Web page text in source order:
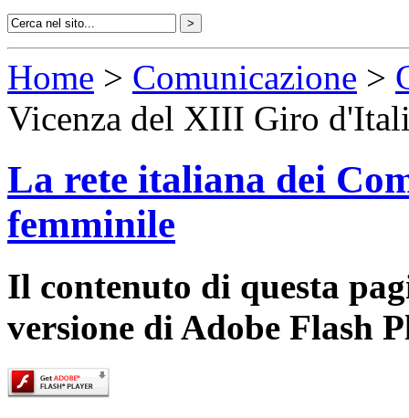
Home > Comunicazione >
Vicenza del XIII Giro
La rete italiana dei
femminile
Il contenuto di questa
versione di Adobe Flash